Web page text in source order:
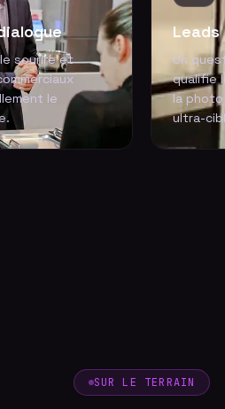
sourire et
le
Un
qualifie
la
ultra-
SUR LE TERRAIN